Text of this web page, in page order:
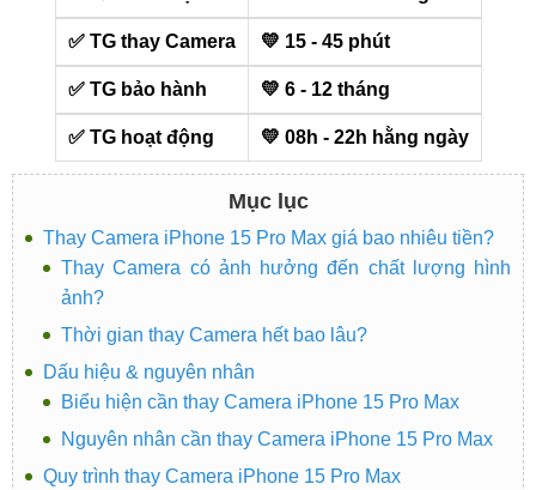
✅ TG thay Camera 💛 15 - 45 phút
✅ TG bảo hành 💛 6 - 12 tháng
✅ TG hoạt động 💛 08h - 22h hằng ngày
Mục lục
Thay Camera iPhone 15 Pro Max giá bao nhiêu tiền?
Thay Camera có ảnh hưởng đến chất lượng hình
ảnh?
Thời gian thay Camera hết bao lâu?
Dấu hiệu & nguyên nhân
Biểu hiện cần thay Camera iPhone 15 Pro Max
Nguyên nhân cần thay Camera iPhone 15 Pro Max
Quy trình thay Camera iPhone 15 Pro Max